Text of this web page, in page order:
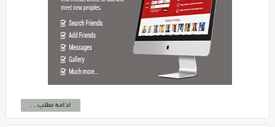
ادامه مطلب...